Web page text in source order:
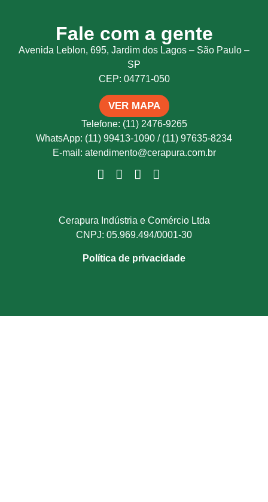
Fale com a gente
Avenida Leblon, 695, Jardim dos Lagos – São Paulo –
SP
CEP: 04771-050
VER MAPA
Telefone: (11) 2476-9265
WhatsApp: (11) 99413-1090 / (11) 97635-8234
E-mail: atendimento@cerapura.com.br
Cerapura Indústria e Comércio Ltda
CNPJ: 05.969.494/0001-30
Política de privacidade